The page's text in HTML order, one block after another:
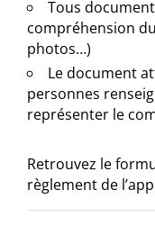
Tous
compréhension
photos…)
Le document
personnes
représenter le
Retrouvez le
règlement de